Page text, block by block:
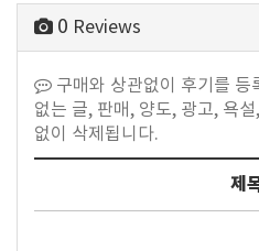
0 Reviews
구매와 상관없이 후기를 등
없는 글, 판매, 양도, 광고, 욕
없이 삭제됩니다.
제